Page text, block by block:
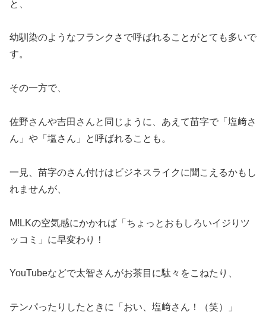
と、
幼馴染のようなフランクさで呼ばれることがとても多いで
す。
その一方で、
佐野さんや吉田さんと同じように、あえて苗字で「塩﨑さ
ん」や「塩さん」と呼ばれることも。
一見、苗字のさん付けはビジネスライクに聞こえるかもし
れませんが、
M!LKの空気感にかかれば「ちょっとおもしろいイジりツ
ッコミ」に早変わり！
YouTubeなどで太智さんがお茶目に駄々をこねたり、
テンパったりしたときに「おい、塩﨑さん！（笑）」